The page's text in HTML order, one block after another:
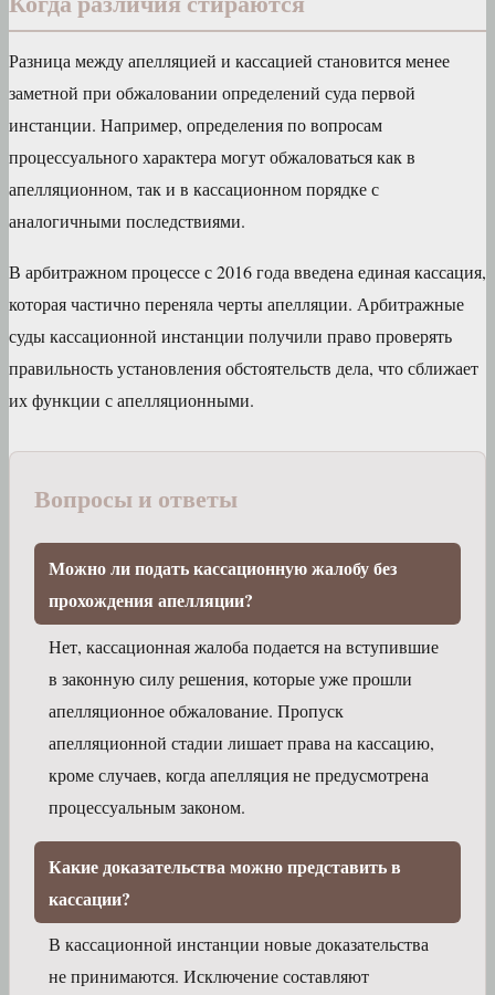
Разница между апелляцией и кассацией становится менее
заметной при обжаловании определений суда первой
инстанции. Например, определения по вопросам
процессуального характера могут обжаловаться как в
апелляционном, так и в кассационном порядке с
аналогичными последствиями.
В арбитражном процессе с 2016 года введена единая кассация,
которая частично переняла черты апелляции. Арбитражные
суды кассационной инстанции получили право проверять
правильность установления обстоятельств дела, что сближает
их функции с апелляционными.
Вопросы и ответы
Можно ли подать кассационную жалобу без
прохождения апелляции?
Нет, кассационная жалоба подается на вступившие
в законную силу решения, которые уже прошли
апелляционное обжалование. Пропуск
апелляционной стадии лишает права на кассацию,
кроме случаев, когда апелляция не предусмотрена
процессуальным законом.
Какие доказательства можно представить в
кассации?
В кассационной инстанции новые доказательства
не принимаются. Исключение составляют